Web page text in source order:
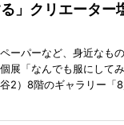
」クリエーター
ーパーなど、身近なも
展「なんでも服にして
2）8階のギャラリー「